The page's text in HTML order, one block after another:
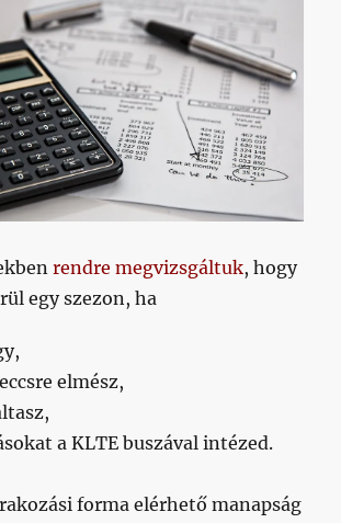
ki
kicsoda
a
csapatképen
című
bejegyzéshez
rendre megvizsgáltuk, hogy
egy szezon, ha
elmész,
a KLTE buszával intézed.
forma elérhető manapság